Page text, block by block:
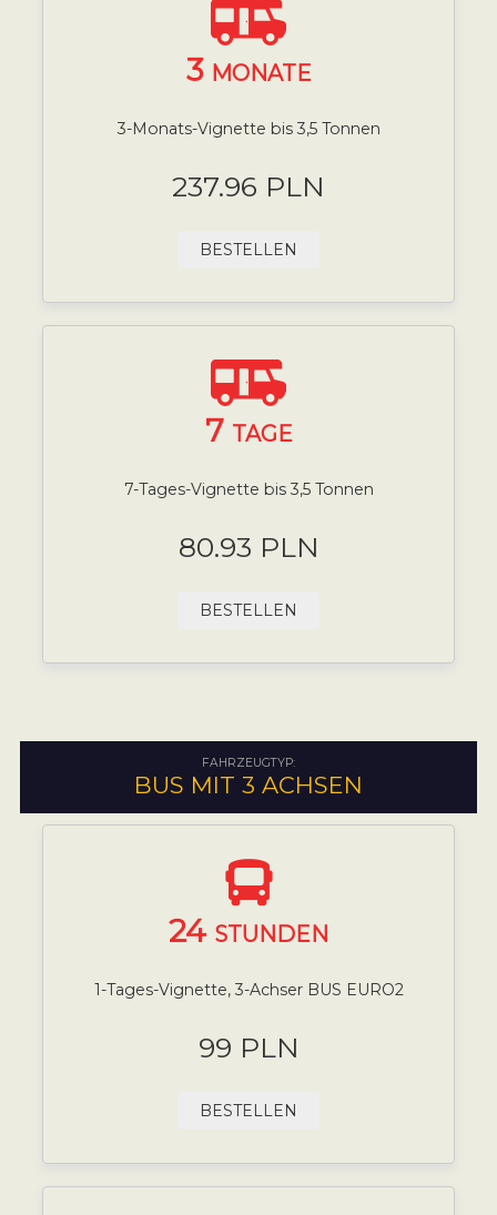
3 MONATE
3-Monats-Vignette bis 3,5 Tonnen
237.96 PLN
BESTELLEN
7 TAGE
7-Tages-Vignette bis 3,5 Tonnen
80.93 PLN
BESTELLEN
FAHRZEUGTYP:
BUS MIT 3 ACHSEN
24 STUNDEN
1-Tages-Vignette, 3-Achser BUS EURO2
99 PLN
BESTELLEN